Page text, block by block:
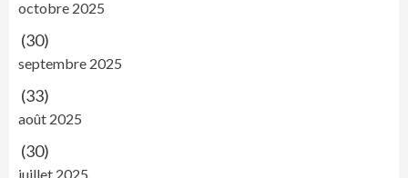
octobre 2025
(30)
septembre 2025
(33)
août 2025
(30)
juillet 2025